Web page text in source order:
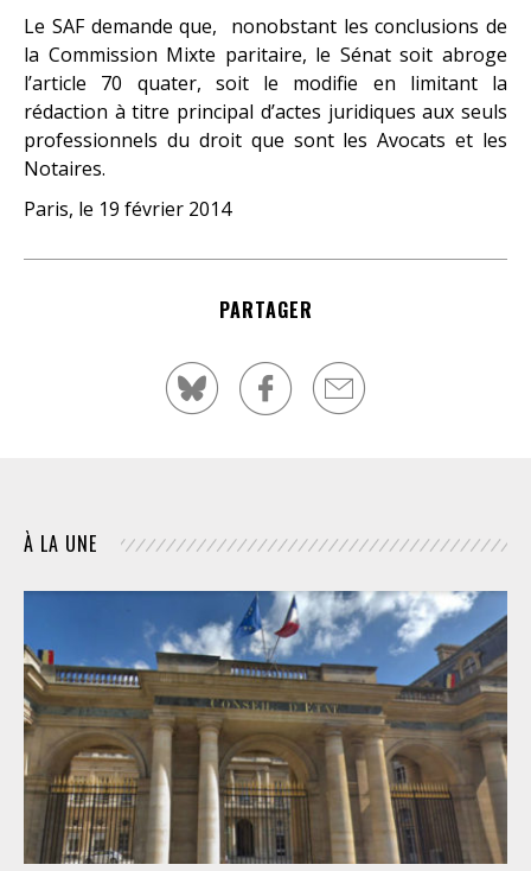
Le SAF demande que, nonobstant les conclusions de
la Commission Mixte paritaire, le Sénat soit abroge
l’article 70 quater, soit le modifie en limitant la
rédaction à titre principal d’actes juridiques aux seuls
professionnels du droit que sont les Avocats et les
Notaires.
Paris, le 19 février 2014
PARTAGER
À LA UNE